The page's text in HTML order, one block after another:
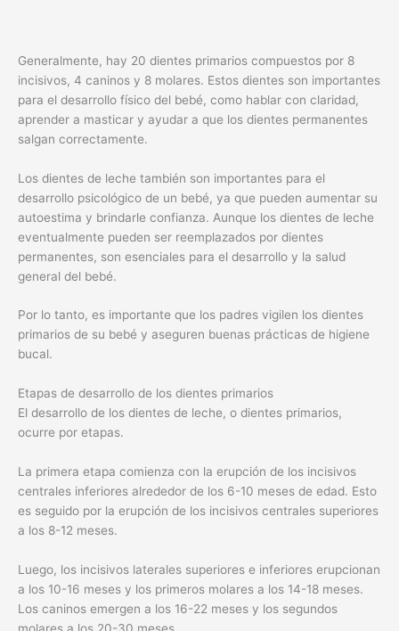
Generalmente, hay 20 dientes primarios compuestos por 8
incisivos, 4 caninos y 8 molares. Estos dientes son importantes
para el desarrollo físico del bebé, como hablar con claridad,
aprender a masticar y ayudar a que los dientes permanentes
salgan correctamente.
Los dientes de leche también son importantes para el
desarrollo psicológico de un bebé, ya que pueden aumentar su
autoestima y brindarle confianza. Aunque los dientes de leche
eventualmente pueden ser reemplazados por dientes
permanentes, son esenciales para el desarrollo y la salud
general del bebé.
Por lo tanto, es importante que los padres vigilen los dientes
primarios de su bebé y aseguren buenas prácticas de higiene
bucal.
Etapas de desarrollo de los dientes primarios
El desarrollo de los dientes de leche, o dientes primarios,
ocurre por etapas.
La primera etapa comienza con la erupción de los incisivos
centrales inferiores alrededor de los 6-10 meses de edad. Esto
es seguido por la erupción de los incisivos centrales superiores
a los 8-12 meses.
Luego, los incisivos laterales superiores e inferiores erupcionan
a los 10-16 meses y los primeros molares a los 14-18 meses.
Los caninos emergen a los 16-22 meses y los segundos